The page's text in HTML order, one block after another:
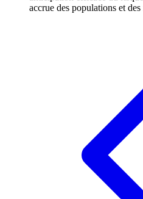
accrue des populations et